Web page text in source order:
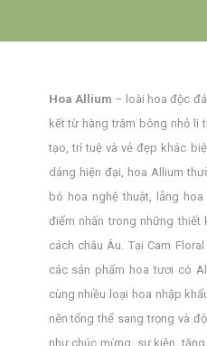
Hoa Allium – loài hoa độc
kết từ hàng trăm bông nhỏ
tạo, trí tuệ và vẻ đẹp khác
dáng hiện đại, hoa Allium
bó hoa nghệ thuật, lẵng
điểm nhấn trong những
cách châu Âu. Tại Cam
các sản phẩm hoa tươi có
cùng nhiều loại hoa nhập
nên tổng thể sang trọng và
như chúc mừng, sự kiện,